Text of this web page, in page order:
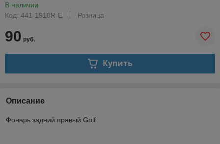
В наличии
Код: 441-1910R-E
Розница
90 руб.
Купить
Описание
Фонарь задний правый Golf